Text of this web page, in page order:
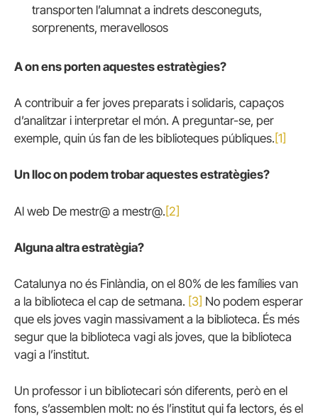
transporten l’alumnat a indrets desconeguts,
sorprenents, meravellosos
A on ens porten aquestes estratègies?
A contribuir a fer joves preparats i solidaris, capaços
d’analitzar i interpretar el món. A preguntar-se, per
exemple, quin ús fan de les biblioteques públiques. [1]
Un lloc on podem trobar aquestes estratègies?
Al web De mestr@ a mestr@.[2]
Alguna altra estratègia?
Catalunya no és Finlàndia, on el 80% de les famílies van
a la biblioteca el cap de setmana. [3] No podem esperar
que els joves vagin massivament a la biblioteca. És més
segur que la biblioteca vagi als joves, que la biblioteca
vagi a l’institut.
Un professor i un bibliotecari són diferents, però en el
fons, s’assemblen molt: no és l’institut qui fa lectors, és el